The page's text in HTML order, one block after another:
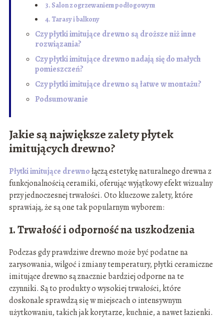
3. Salon z ogrzewaniem podłogowym
4. Tarasy i balkony
Czy płytki imitujące drewno są droższe niż inne
rozwiązania?
Czy płytki imitujące drewno nadają się do małych
pomieszczeń?
Czy płytki imitujące drewno są łatwe w montażu?
Podsumowanie
Jakie są największe zalety płytek
imitujących drewno?
Płytki imitujące drewnołączą estetykę naturalnego drewna z
funkcjonalnością ceramiki, oferując wyjątkowy efekt wizualny
przy jednoczesnej trwałości. Oto kluczowe zalety, które
sprawiają, że są one tak popularnym wyborem:
1. Trwałość i odporność na uszkodzenia
Podczas gdy prawdziwe drewno może być podatne na
zarysowania, wilgoć i zmiany temperatury, płytki ceramiczne
imitujące drewno są znacznie bardziej odporne na te
czynniki. Są to produkty o wysokiej trwałości, które
doskonale sprawdzą się w miejscach o intensywnym
użytkowaniu, takich jak korytarze, kuchnie, a nawet łazienki.